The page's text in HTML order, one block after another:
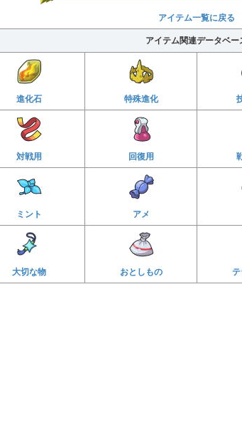
アイテム一覧に戻る
アイテム関連データベー
進化石 特殊進化
対戦用 回復用
ミント アメ
大切な物 おとしもの